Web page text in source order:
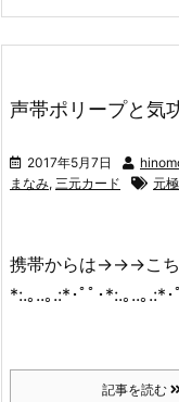
声帯ポリープと気
2017年5月7日
まなみ, 三元カード 元
携帯からは→→→こち
*:.｡..｡.:*･ﾟﾟ･*:.｡..｡.:*
記事を読む